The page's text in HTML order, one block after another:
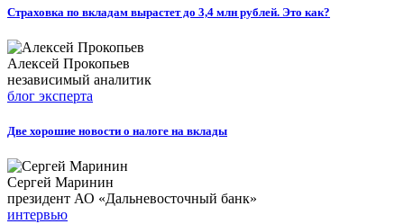
Страховка по вкладам вырастет до 3,4 млн рублей. Это как?
Алексей Прокопьев
независимый аналитик
блог эксперта
Две хорошие новости о налоге на вклады
Сергей Маринин
президент АО «Дальневосточный банк»
интервью